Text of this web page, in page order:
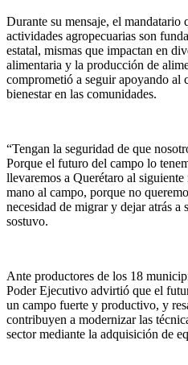
Durante su mensaje, el mandatario
actividades agropecuarias son
estatal, mismas que impactan en
alimentaria y la producción de
comprometió a seguir apoyando al
bienestar en las comunidades.
“Tengan la seguridad de que
Porque el futuro del campo lo
llevaremos a Querétaro al
mano al campo, porque no
necesidad de migrar y dejar atrás a
sostuvo.
Ante productores de los 18
Poder Ejecutivo advirtió que el
un campo fuerte y productivo, y
contribuyen a modernizar las
sector mediante la adquisición de